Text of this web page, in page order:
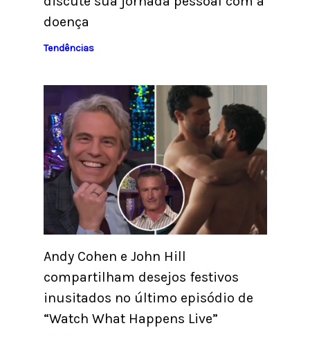
doença
Tendências
Andy Cohen e John Hill
compartilham desejos festivos
inusitados no último episódio de
“Watch What Happens Live”